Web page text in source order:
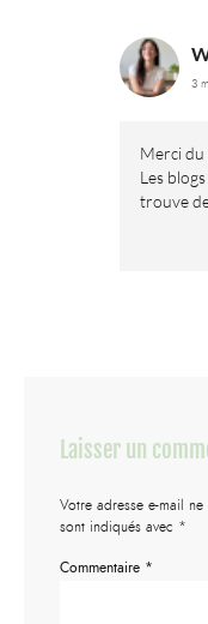
3
Merci du
Les
trouve
Laisser un
Votre adresse e-mail
sont indiqués avec *
Commentaire *